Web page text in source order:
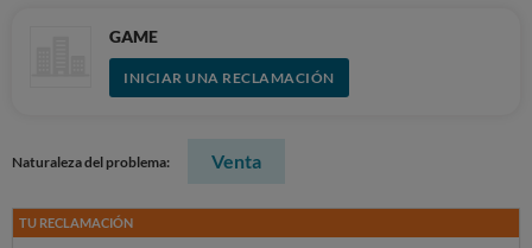
GAME
INICIAR UNA RECLAMACIÓN
Naturaleza del problema: Venta
TU RECLAMACIÓN